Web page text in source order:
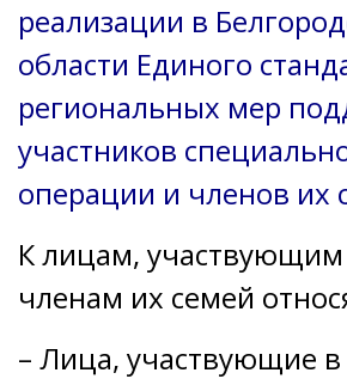
реализации в
области Единого
региональных мер
участников
операции и членов их
К лицам,
членам их семей
– Лица, участвующие